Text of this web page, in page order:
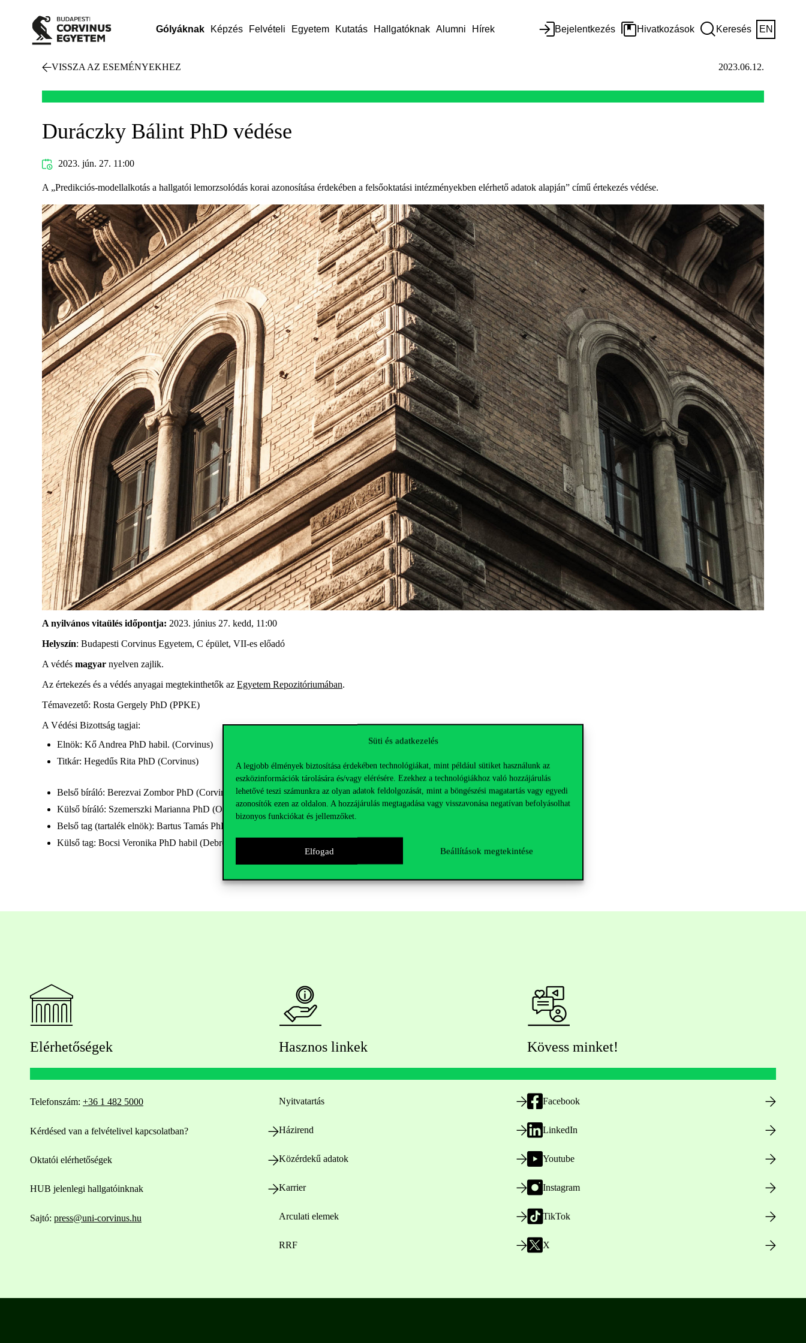
Süti és adatkezelés
A legjobb élmények biztosítása érdekében technológiákat, mint például sütiket használunk az
eszközinformációk tárolására és/vagy elérésére. Ezekhez a technológiákhoz való hozzájárulás
lehetővé teszi számunkra az olyan adatok feldolgozását, mint a böngészési magatartás vagy egyedi
azonosítók ezen az oldalon. A hozzájárulás megtagadása vagy visszavonása negatívan befolyásolhat
bizonyos funkciókat és jellemzőket.
Elfogad Beállítások megtekintése
Gólyáknak Képzés Felvételi Egyetem Kutatás Hallgatóknak Alumni Hírek Bejelentkezés Hivatkozások Keresés EN
VISSZA AZ ESEMÉNYEKHEZ 2023.06.12.
Duráczky Bálint PhD védése
2023. jún. 27. 11:00
A „Predikciós-modellalkotás a hallgatói lemorzsolódás korai azonosítása érdekében a felsőoktatási intézményekben elérhető adatok alapján” című értekezés védése.
A nyilvános vitaülés időpontja: 2023. június 27. kedd, 11:00
Helyszín: Budapesti Corvinus Egyetem, C épület, VII-es előadó
A védés magyar nyelven zajlik.
Az értekezés és a védés anyagai megtekinthetők az Egyetem Repozitóriumában.
Témavezető: Rosta Gergely PhD (PPKE)
A Védési Bizottság tagjai:
Elnök: Kő Andrea PhD habil. (Corvinus)
Titkár: Hegedűs Rita PhD (Corvinus)
Belső bíráló: Berezvai Zombor PhD (Corvinus)
Külső bíráló: Szemerszki Marianna PhD (Oktatási Hivatal)
Belső tag (tartalék elnök): Bartus Tamás PhD habil. (Corvinus)
Külső tag: Bocsi Veronika PhD habil (Debreceni Egyetem), Molontay Roland PhD (BME)
Elérhetőségek
Telefonszám: +36 1 482 5000
Kérdésed van a felvételivel kapcsolatban?
Oktatói elérhetőségek
HUB jelenlegi hallgatóinknak
Sajtó: press@uni-corvinus.hu
Hasznos linkek
Nyitvatartás
Házirend
Közérdekű adatok
Karrier
Arculati elemek
RRF
Kövess minket!
Facebook
LinkedIn
Youtube
Instagram
TikTok
X